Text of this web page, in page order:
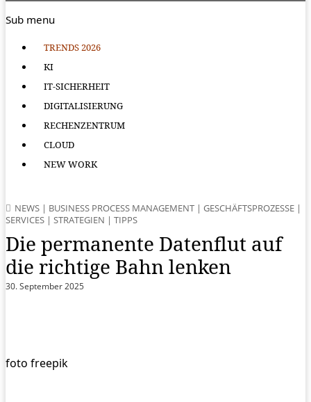
Sub menu
TRENDS 2026
KI
IT-SICHERHEIT
DIGITALISIERUNG
RECHENZENTRUM
CLOUD
NEW WORK
NEWS | BUSINESS PROCESS MANAGEMENT | GESCHÄFTSPROZESSE |
SERVICES | STRATEGIEN | TIPPS
Die permanente Datenflut auf
die richtige Bahn lenken
30. September 2025
foto freepik